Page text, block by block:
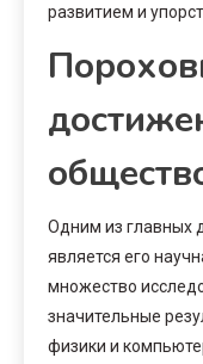
развитием и
Одним из главных
является его
множество
значительные
физики и